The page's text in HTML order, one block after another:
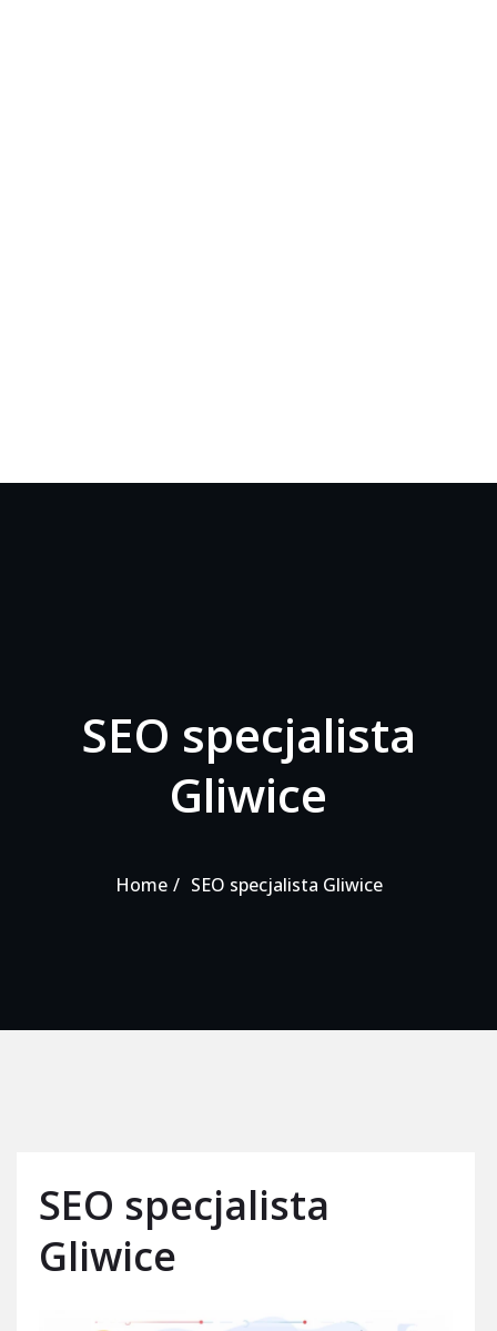
SEO specjalista
Gliwice
Home SEO specjalista Gliwice
SEO specjalista
Gliwice